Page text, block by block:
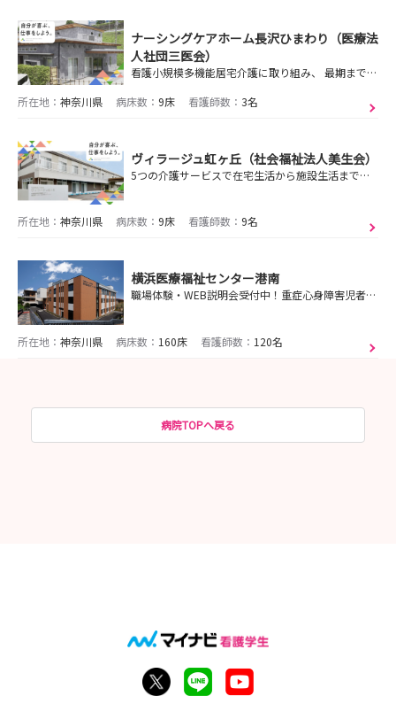
ナーシングケアホーム長沢ひまわり（医療法
人社団三医会）
看護小規模多機能居宅介護に取り組み、 最期まで私らしく在る地域づくりを
所在地： 神奈川県 病床数： 9床 看護師数： 3名
ヴィラージュ虹ヶ丘（社会福祉法人美生会）
5つの介護サービスで在宅生活から施設生活まで包括的にケア。 介護をされているご家族の負担軽減も支援しています。
所在地： 神奈川県 病床数： 9床 看護師数： 9名
横浜医療福祉センター港南
職場体験・WEB説明会受付中！重症心身障害児者さんを対象とした医療と福祉の施設です。年間休日125日以上、残業月平均3時間以内、プリセプター制度あり。
所在地： 神奈川県 病床数： 160床 看護師数： 120名
病院TOPへ戻る